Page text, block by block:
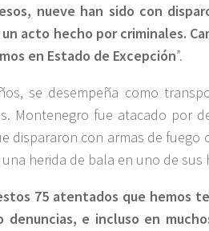
nueve han sido con
acto hecho por criminales.
en Estado de Excepción”.
se desempeña como
Montenegro fue atacado por
dispararon con armas de fuego
herida de bala en uno de sus
75 atentados que hemos
e incluso en